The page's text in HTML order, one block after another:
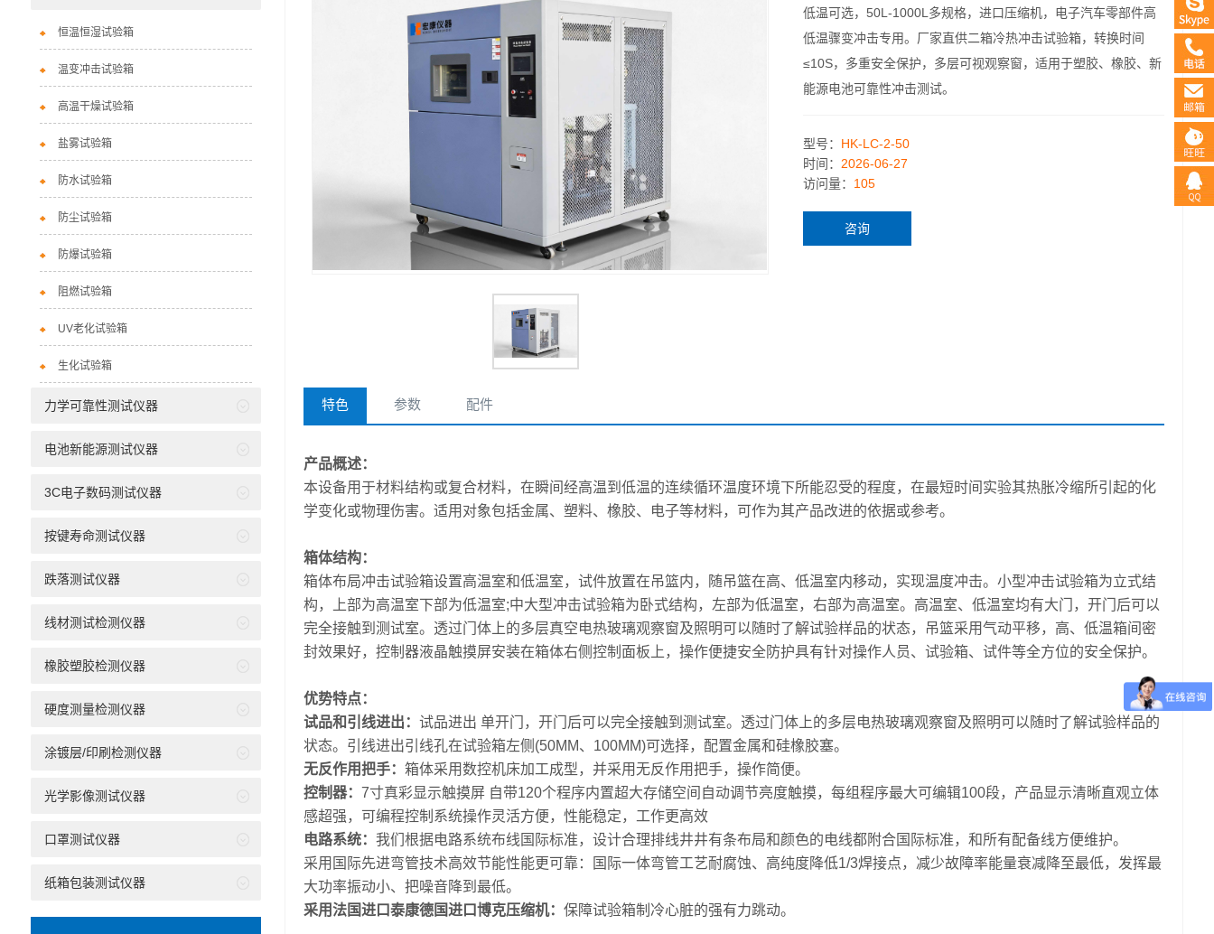
低温可选，50L-1000L多规格，进口压缩机，电子汽车零部件高
低温骤变冲击专用。厂家直供二箱冷热冲击试验箱，转换时间
≤10S，多重安全保护，多层可视观察窗，适用于塑胶、橡胶、新
能源电池可靠性冲击测试。
型号： HK-LC-2-50
时间： 2026-06-27
访问量： 105
咨询
特色 参数 配件
产品概述：
本设备用于材料结构或复合材料，在瞬间经高温到低温的连续循环温度环境下所能忍受的程度，在最短时间实验其热胀冷缩所引起的化
学变化或物理伤害。适用对象包括金属、塑料、橡胶、电子等材料，可作为其产品改进的依据或参考。
箱体结构：
箱体布局冲击试验箱设置高温室和低温室，试件放置在吊篮内，随吊篮在高、低温室内移动，实现温度冲击。小型冲击试验箱为立式结
构，上部为高温室下部为低温室;中大型冲击试验箱为卧式结构，左部为低温室，右部为高温室。高温室、低温室均有大门，开门后可以
完全接触到测试室。透过门体上的多层真空电热玻璃观察窗及照明可以随时了解试验样品的状态，吊篮采用气动平移，高、低温箱间密
封效果好，控制器液晶触摸屏安装在箱体右侧控制面板上，操作便捷安全防护具有针对操作人员、试验箱、试件等全方位的安全保护。
优势特点：
试品和引线进出： 试品进出 单开门，开门后可以完全接触到测试室。透过门体上的多层电热玻璃观察窗及照明可以随时了解试验样品的
状态。引线进出引线孔在试验箱左侧(50MM、100MM)可选择，配置金属和硅橡胶塞。
无反作用把手： 箱体采用数控机床加工成型，并采用无反作用把手，操作简便。
控制器： 7寸真彩显示触摸屏 自带120个程序内置超大存储空间自动调节亮度触摸，每组程序最大可编辑100段，产品显示清晰直观立体
感超强，可编程控制系统操作灵活方便，性能稳定，工作更高效
电路系统： 我们根据电路系统布线国际标准，设计合理排线井井有条布局和颜色的电线都附合国际标准，和所有配备线方便维护。
采用国际先进弯管技术高效节能性能更可靠：国际一体弯管工艺耐腐蚀、高纯度降低1/3焊接点，减少故障率能量衰减降至最低，发挥最
大功率振动小、把噪音降到最低。
采用法国进口泰康德国进口博克压缩机： 保障试验箱制冷心脏的强有力跳动。
恒温恒湿试验箱
温变冲击试验箱
高温干燥试验箱
盐雾试验箱
防水试验箱
防尘试验箱
防爆试验箱
阻燃试验箱
UV老化试验箱
生化试验箱
力学可靠性测试仪器
电池新能源测试仪器
3C电子数码测试仪器
按键寿命测试仪器
跌落测试仪器
线材测试检测仪器
橡胶塑胶检测仪器
硬度测量检测仪器
涂镀层/印刷检测仪器
光学影像测试仪器
口罩测试仪器
纸箱包装测试仪器